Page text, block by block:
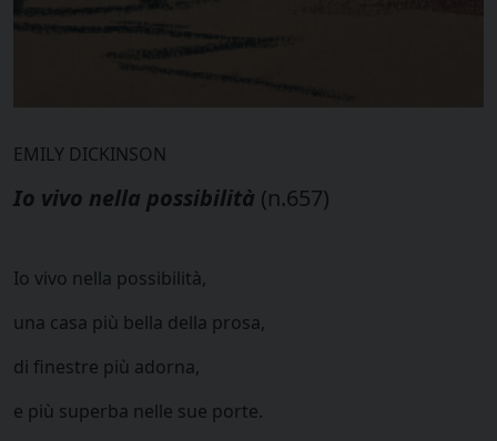
EMILY DICKINSON
Io vivo nella possibilità (n.657)
Io vivo nella possibilità,
una casa più bella della prosa,
di finestre più adorna,
e più superba nelle sue porte.